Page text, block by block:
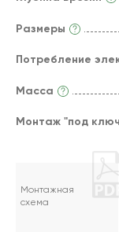
Размеры
Потребление
Масса
Монтаж "под
Монтажная
схема